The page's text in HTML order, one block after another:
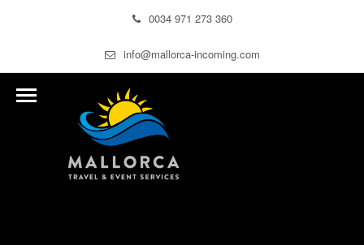
0034 971 273 360
info@mallorca-incoming.com